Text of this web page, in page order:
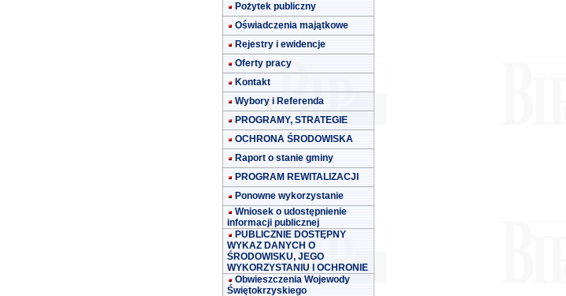
Pożytek publiczny
Oświadczenia majątkowe
Rejestry i ewidencje
Oferty pracy
Kontakt
Wybory i Referenda
PROGRAMY, STRATEGIE
OCHRONA ŚRODOWISKA
Raport o stanie gminy
PROGRAM REWITALIZACJI
Ponowne wykorzystanie
Wniosek o udostępnienie
informacji publicznej
PUBLICZNIE DOSTĘPNY
WYKAZ DANYCH O
ŚRODOWISKU, JEGO
WYKORZYSTANIU I OCHRONIE
Obwieszczenia Wojewody
Świętokrzyskiego